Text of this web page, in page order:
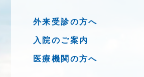
外来受診の方へ
入院のご案内
医療機関の方へ